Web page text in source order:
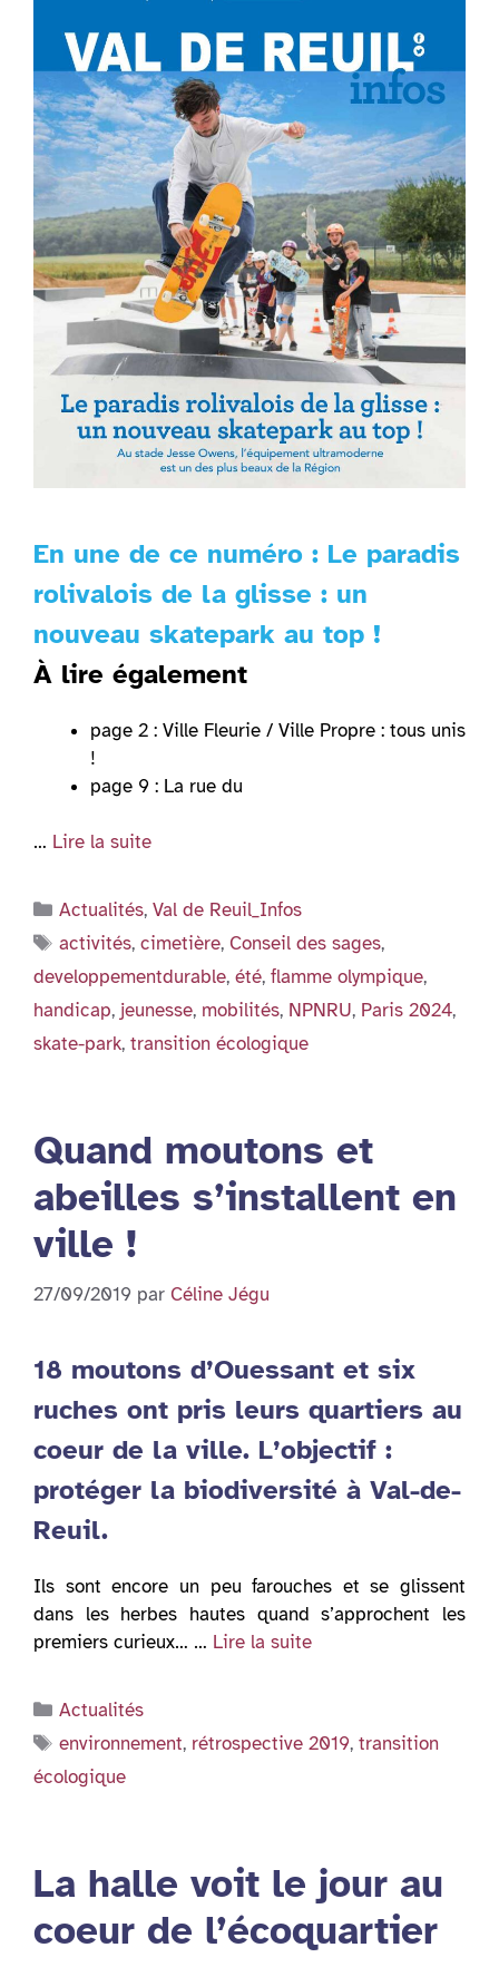
En une de ce numéro : Le paradis
rolivalois de la glisse : un
nouveau skatepark au top !
À lire également
page 2 : Ville Fleurie / Ville Propre : tous unis
!
page 9 : La rue du
… Lire la suite
Catégories
Actualités,Val de Reuil_Infos
Étiquettes
activités,cimetière, Conseil des sages,
developpementdurable, été, flamme olympique,
handicap, jeunesse, mobilités, NPNRU, Paris 2024,
skate-park, transition écologique
Quand moutons et
abeilles s’installent en
ville !
27/09/2019 par Céline Jégu
18 moutons d’Ouessant et six
ruches ont pris leurs quartiers au
coeur de la ville. L’objectif :
protéger la biodiversité à Val-de-
Reuil.
Ils sont encore un peu farouches et se glissent
dans les herbes hautes quand s’approchent les
premiers curieux… … Lire la suite
Catégories
Actualités
Étiquettes
environnement, rétrospective 2019,transition
écologique
La halle voit le jour au
coeur de l’écoquartier